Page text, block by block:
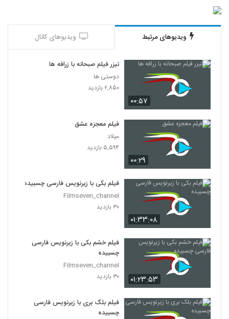
ویدیوهای مرتبط ویدیوهای کانال
۰۰:۵۷
تیزر فیلم صبحانه با زرافه ها
دوستی ها
۲,۸۵۰ بازدید
۰۰:۲۹
فیلم معجزه عشق
میلاد
۵,۵۹۴ بازدید
۰۱:۳۳:۰۸
فیلم بکی با زیرنویس فارسی چسبیده
Filmseven_channel
۳۰ بازدید
۰۱:۲۳:۵۳
فیلم خشم بکی با زیرنویس فارسی
چسبیده
Filmseven_channel
۳۰ بازدید
فیلم بلک بری با زیرنویس فارسی
چسبیده